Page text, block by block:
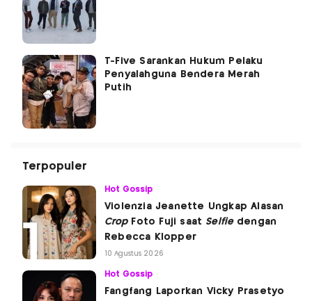
T-Five Sarankan Hukum Pelaku
Penyalahguna Bendera Merah
Putih
Terpopuler
Hot Gossip
Violenzia Jeanette Ungkap Alasan
CropFoto Fuji saat Selfiedengan
Rebecca Klopper
10 Agustus 2026
Hot Gossip
Fangfang Laporkan Vicky Prasetyo